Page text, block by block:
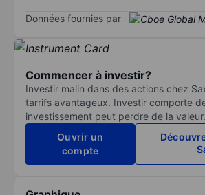
Données fournies par
Commencer à investir?
Investir malin dans des actions chez
tarrifs avantageux. Investir comporte
investissement peut perdre de la valeur.
Ouvrir un
compte